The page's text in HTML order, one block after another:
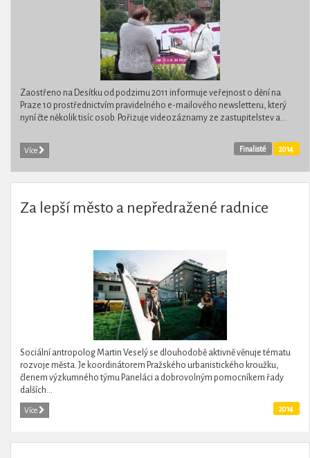
Zaostřeno na Desítku od podzimu 2011 informuje veřejnost o dění na
Praze 10 prostřednictvím pravidelného e-mailového newsletteru, který
nyní čte několik tisíc osob. Pořizuje videozáznamy ze zastupitelstev a...
Více 2014
Finalisté
Za lepší město a nepředražené radnice
Sociální antropolog Martin Veselý se dlouhodobě aktivně věnuje tématu
rozvoje města. Je koordinátorem Pražského urbanistického kroužku,
členem výzkumného týmu Paneláci a dobrovolným pomocníkem řady
dalších...
Více 2014